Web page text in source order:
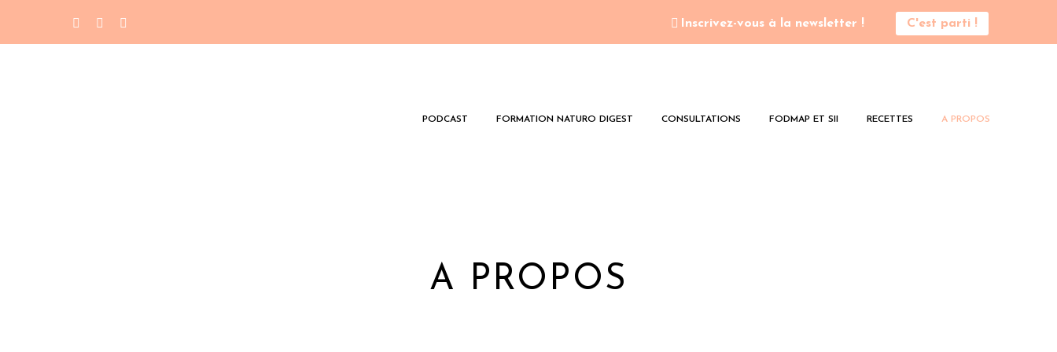
Inscrivez-vous à la newsletter ! C'est parti !
PODCAST FORMATION NATURO DIGEST CONSULTATIONS FODMAP ET SII RECETTES A PROPOS
A PROPOS